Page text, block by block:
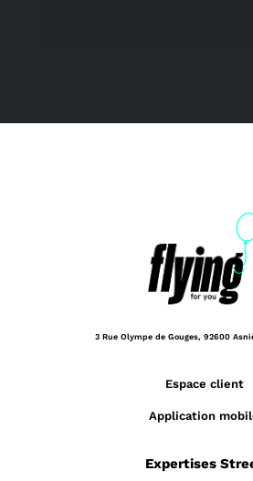
3 Rue Olympe de Gouges, 92600
Espace client
Application
Expertises